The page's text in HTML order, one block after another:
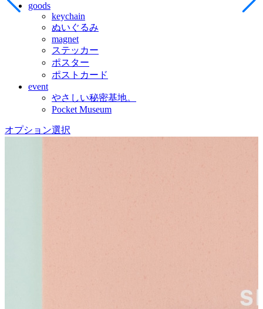
goods
keychain
ぬいぐるみ
magnet
ステッカー
ポスター
ポストカード
event
やさしい秘密基地。
Pocket Museum
オプション選択